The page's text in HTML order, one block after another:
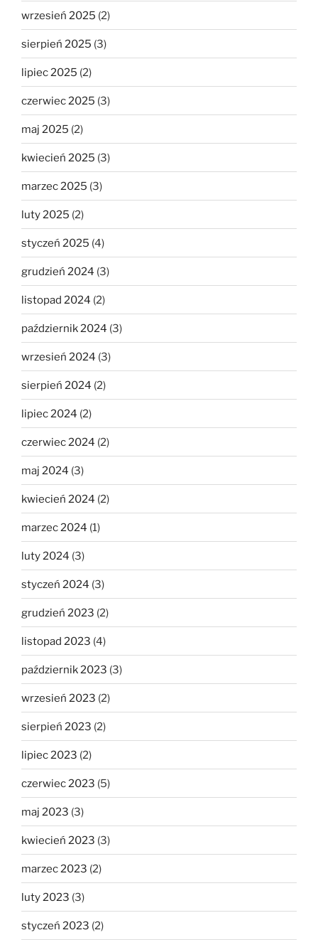
wrzesień 2025 (2)
sierpień 2025 (3)
lipiec 2025 (2)
czerwiec 2025 (3)
maj 2025 (2)
kwiecień 2025 (3)
marzec 2025 (3)
luty 2025 (2)
styczeń 2025 (4)
grudzień 2024 (3)
listopad 2024 (2)
październik 2024 (3)
wrzesień 2024 (3)
sierpień 2024 (2)
lipiec 2024 (2)
czerwiec 2024 (2)
maj 2024 (3)
kwiecień 2024 (2)
marzec 2024 (1)
luty 2024 (3)
styczeń 2024 (3)
grudzień 2023 (2)
listopad 2023 (4)
październik 2023 (3)
wrzesień 2023 (2)
sierpień 2023 (2)
lipiec 2023 (2)
czerwiec 2023 (5)
maj 2023 (3)
kwiecień 2023 (3)
marzec 2023 (2)
luty 2023 (3)
styczeń 2023 (2)